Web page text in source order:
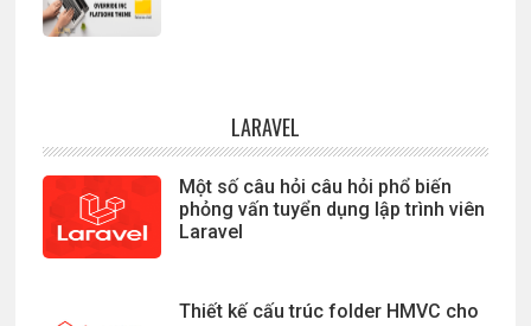
LARAVEL
Một số câu hỏi câu hỏi phổ biến
phỏng vấn tuyển dụng lập trình viên
Laravel
Thiết kế cấu trúc folder HMVC cho